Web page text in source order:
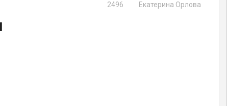
Екатерина Орлова
2496